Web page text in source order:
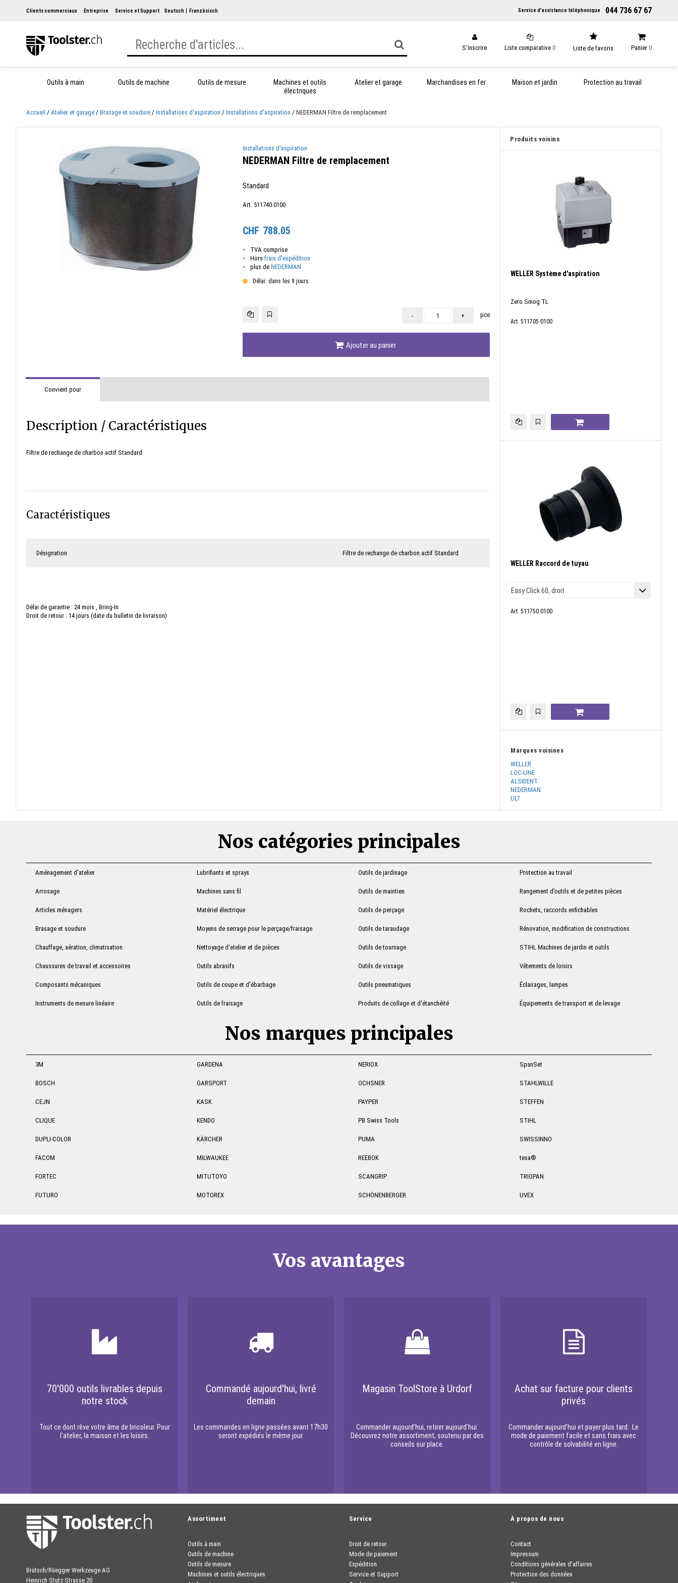
Clients commerciaux Entreprise Service et Support Deutsch Französisch Service d'assistance téléphonique 044 736 67 67
S'inscrire Liste comparative 0 Liste de favoris Panier 0
Outils à main Outils de machine Outils de mesure
Machines et outils
électriques
Atelier et garage Marchandises en fer Maison et jardin Protection au travail
Accueil Atelier et garage Brasage et soudure Installations d'aspiration Installations d'aspiration NEDERMAN Filtre de remplacement
Installations d'aspiration
NEDERMAN Filtre de remplacement
Standard
Art. 511740.0100
CHF 788.05
TVA comprise
Hors frais d'expédition
plus de NEDERMAN
Délai: dans les 9 jours
- + pce
Ajouter au panier
Convient pour
Description / Caractéristiques
Filtre de rechange de charbon actif Standard
Caractéristiques
Désignation Filtre de rechange de charbon actif Standard
Délai de garantie : 24 mois , Bring-In
Droit de retour : 14 jours (date du bulletin de livraison)
Produits voisins
WELLER Système d'aspiration
Zero Smog TL
Art. 511705.0100
WELLER Raccord de tuyau
Art. 511750.0100
Marques voisines
WELLER
LOC-LINE
ALSIDENT
NEDERMAN
ULT
Nos catégories principales
Aménagement d’atelier
Arrosage
Articles ménagers
Brasage et soudure
Chauffage, aération, climatisation
Chaussures de travail et accessoires
Composants mécaniques
Instruments de mesure linéaire
Lubrifiants et sprays
Machines sans fil
Matériel électrique
Moyens de serrage pour le perçage/fraisage
Nettoyage d'atelier et de pièces
Outils abrasifs
Outils de coupe et d'ébarbage
Outils de fraisage
Outils de jardinage
Outils de maintien
Outils de perçage
Outils de taraudage
Outils de tournage
Outils de vissage
Outils pneumatiques
Produits de collage et d'étanchéité
Protection au travail
Rangement d’outils et de petites pièces
Rochets, raccords enfichables
Rénovation, modification de constructions
STIHL Machines de jardin et outils
Vêtements de loisirs
Éclairages, lampes
Équipements de transport et de levage
Nos marques principales
3M
BOSCH
CEJN
CLIQUE
DUPLI-COLOR
FACOM
FORTEC
FUTURO
GARDENA
GARSPORT
KASK
KENDO
KÄRCHER
MILWAUKEE
MITUTOYO
MOTOREX
NERIOX
OCHSNER
PAYPER
PB Swiss Tools
PUMA
REEBOK
SCANGRIP
SCHÖNENBERGER
SpanSet
STAHLWILLE
STEFFEN
STIHL
SWISSINNO
tesa®
TRIOPAN
UVEX
Vos avantages
70'000 outils livrables depuis
notre stock
Tout ce dont rêve votre âme de bricoleur. Pour
l'atelier, la maison et les loisirs.
Commandé aujourd'hui, livré
demain
Les commandes en ligne passées avant 17h30
seront expédiés le même jour.
Magasin ToolStore à Urdorf
Commander aujourd'hui, retirer aujourd'hui.
Découvrez notre assortiment, soutenu par des
conseils sur place.
Achat sur facture pour clients
privés
Commander aujourd'hui et payer plus tard. Le
mode de paiement facile et sans frais avec
contrôle de solvabilité en ligne.
Brütsch/Rüegger Werkzeuge AG
Heinrich Stutz-Strasse 20
Assortiment
Outils à main
Outils de machine
Outils de mesure
Machines et outils électriques
Service
Droit de retour
Mode de paiement
Expédition
Service et Support
À propos de nous
Contact
Impressum
Conditions générales d'affaires
Protection des données